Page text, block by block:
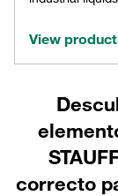
View
correcto